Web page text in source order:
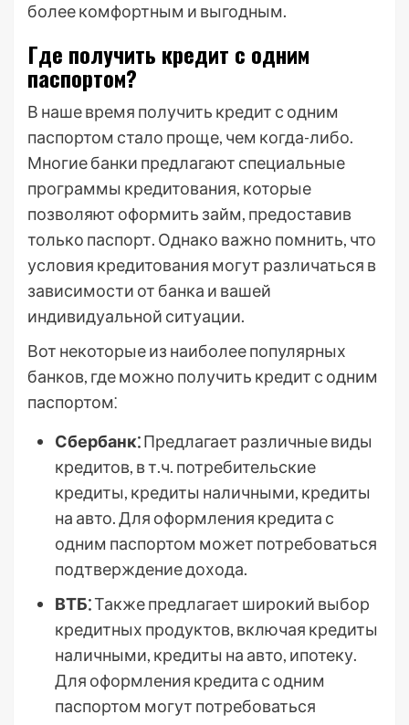
более комфортным и выгодным.
Где получить кредит с одним
паспортом?
В наше время получить кредит с одним
паспортом стало проще, чем когда-либо.
Многие банки предлагают специальные
программы кредитования, которые
позволяют оформить займ, предоставив
только паспорт. Однако важно помнить, что
условия кредитования могут различаться в
зависимости от банка и вашей
индивидуальной ситуации.
Вот некоторые из наиболее популярных
банков, где можно получить кредит с одним
паспортом⁚
Сбербанк⁚Предлагает различные виды
кредитов, в т.ч. потребительские
кредиты, кредиты наличными, кредиты
на авто. Для оформления кредита с
одним паспортом может потребоваться
подтверждение дохода.
ВТБ⁚Также предлагает широкий выбор
кредитных продуктов, включая кредиты
наличными, кредиты на авто, ипотеку.
Для оформления кредита с одним
паспортом могут потребоваться